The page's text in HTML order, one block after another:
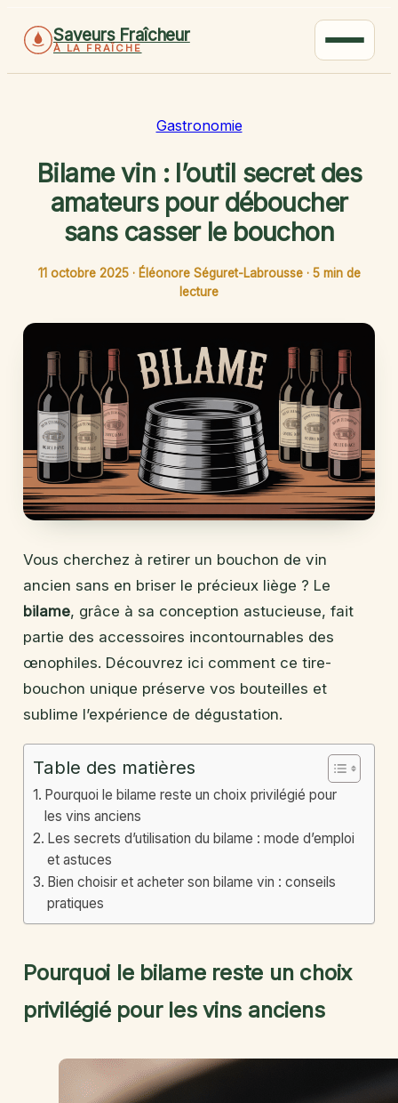
Saveurs Fraîcheur
À LA FRAÎCHE
Gastronomie
Bilame vin : l’outil secret des
amateurs pour déboucher
sans casser le bouchon
11 octobre 2025 · Éléonore Séguret-Labrousse · 5 min de
lecture
Vous cherchez à retirer un bouchon de vin
ancien sans en briser le précieux liège ? Le
bilame, grâce à sa conception astucieuse, fait
partie des accessoires incontournables des
œnophiles. Découvrez ici comment ce tire-
bouchon unique préserve vos bouteilles et
sublime l’expérience de dégustation.
Table des matières
Pourquoi le bilame reste un choix privilégié pour
les vins anciens
Les secrets d’utilisation du bilame : mode d’emploi
et astuces
Bien choisir et acheter son bilame vin : conseils
pratiques
Pourquoi le bilame reste un choix
privilégié pour les vins anciens